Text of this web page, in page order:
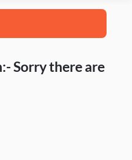
Sorry there are